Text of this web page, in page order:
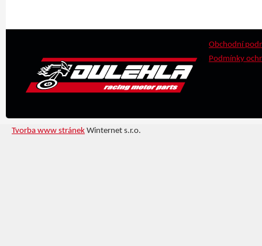
Obchodní
Podmínky
Tvorba www stránek Winternet s.r.o.